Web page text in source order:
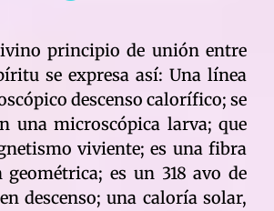
principio de unión entre
se expresa así: Una línea
descenso calorífico; se
una microscópica larva; que
viviente; es una fibra
geométrica; es un 318 avo de
descenso; una caloría solar,